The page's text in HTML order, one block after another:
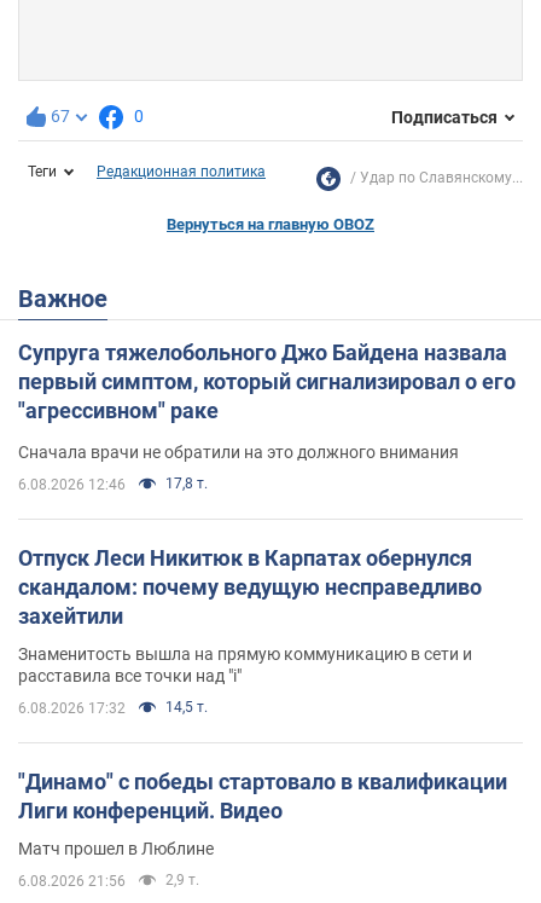
67 0 Подписаться
Теги Редакционная политика Удар по Славянскому...
Вернуться на главную OBOZ
Важное
Супруга тяжелобольного Джо Байдена назвала
первый симптом, который сигнализировал о его
"агрессивном" раке
Сначала врачи не обратили на это должного внимания
6.08.2026 12:46 17,8 т.
Отпуск Леси Никитюк в Карпатах обернулся
скандалом: почему ведущую несправедливо
захейтили
Знаменитость вышла на прямую коммуникацию в сети и
расставила все точки над "i"
6.08.2026 17:32 14,5 т.
"Динамо" с победы стартовало в квалификации
Лиги конференций. Видео
Матч прошел в Люблине
6.08.2026 21:56 2,9 т.